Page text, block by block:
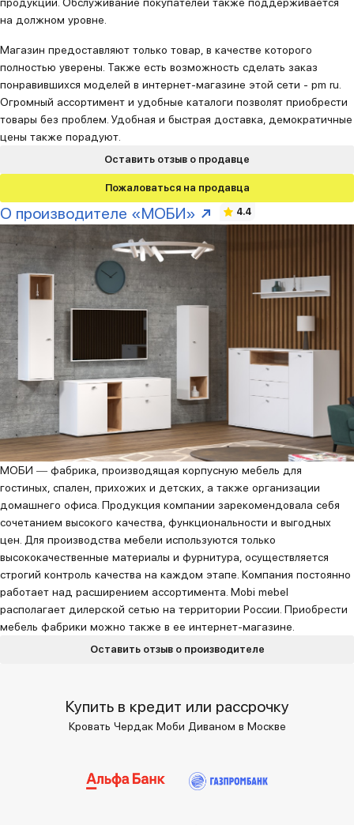
Оставить отзыв о продавце
Пожаловаться на продавца
продукции. Обслуживание покупателей также поддерживается
на должном уровне.
Магазин предоставляют только товар, в качестве которого
полностью уверены. Также есть возможность сделать заказ
понравившихся моделей в интернет-магазине этой сети - pm ru.
Огромный ассортимент и удобные каталоги позволят приобрести
товары без проблем. Удобная и быстрая доставка, демократичные
цены также порадуют.
О производителе «МОБИ» 4.4
Оставить отзыв о производителе
МОБИ ― фабрика, производящая корпусную мебель для
гостиных, спален, прихожих и детских, а также организации
домашнего офиса. Продукция компании зарекомендовала себя
сочетанием высокого качества, функциональности и выгодных
цен. Для производства мебели используются только
высококачественные материалы и фурнитура, осуществляется
строгий контроль качества на каждом этапе. Компания постоянно
работает над расширением ассортимента. Mobi mebel
располагает дилерской сетью на территории России. Приобрести
мебель фабрики можно также в ее интернет-магазине.
Купить в кредит или рассрочку
Кровать Чердак Моби Диваном в Москве